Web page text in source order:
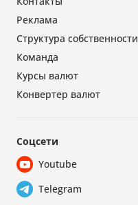
Реклама
Структура собственности
Команда
Курсы валют
Конвертер валют
Соцсети
Youtube
Telegram